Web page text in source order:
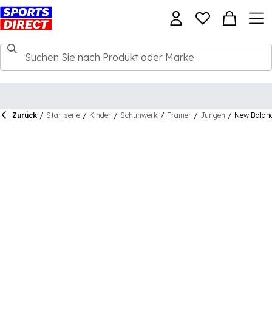
Zurück / Startseite / Kinder / Schuhwerk / Trainer / Jungen / New